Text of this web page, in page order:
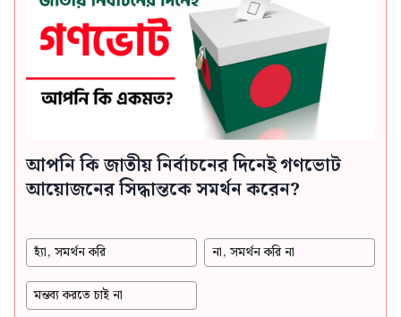
আপনি কি জাতীয় নির্বাচনের দিনেই গণভোট
আয়োজনের সিদ্ধান্তকে সমর্থন করেন?
হ্যাঁ, সমর্থন করি না, সমর্থন করি না
মন্তব্য করতে চাই না